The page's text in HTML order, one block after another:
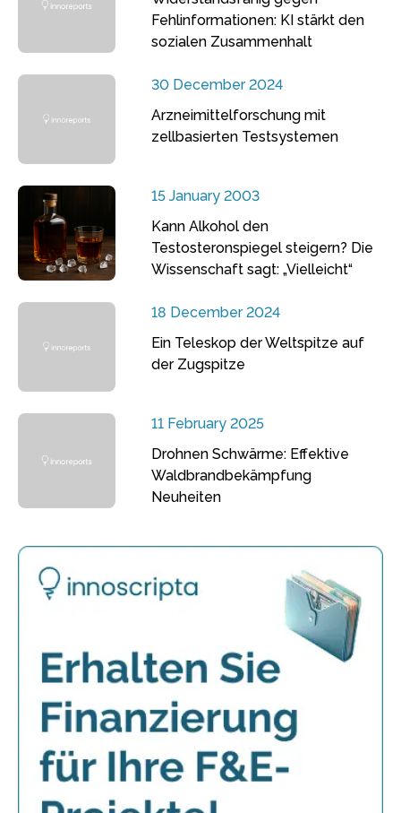
Fehlinformationen: KI stärkt den
sozialen Zusammenhalt
30 December 2024
Arzneimittelforschung mit
zellbasierten Testsystemen
15 January 2003
Kann Alkohol den
Testosteronspiegel steigern? Die
Wissenschaft sagt: „Vielleicht“
18 December 2024
Ein Teleskop der Weltspitze auf
der Zugspitze
11 February 2025
Drohnen Schwärme: Effektive
Waldbrandbekämpfung
Neuheiten